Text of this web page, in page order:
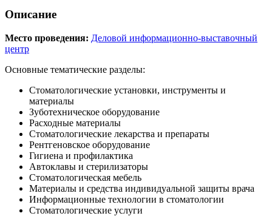
Описание
Место проведения: Деловой информационно-выставочный
центр
Основные тематические разделы:
Стоматологические установки, инструменты и
материалы
Зуботехническое оборудование
Расходные материалы
Стоматологические лекарства и препараты
Рентгеновское оборудование
Гигиена и профилактика
Автоклавы и стерилизаторы
Стоматологическая мебель
Материалы и средства индивидуальной защиты врача
Информационные технологии в стоматологии
Стоматологические услуги